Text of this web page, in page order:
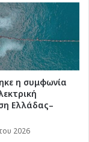
η συμφωνία
Ελλάδας–
2026